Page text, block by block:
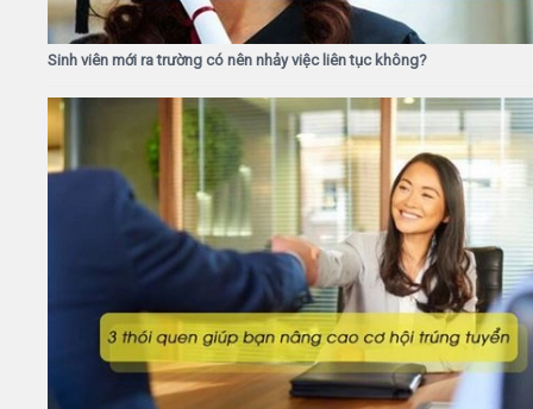
Sinh viên mới ra trường có nên nhảy việc liên tục không?